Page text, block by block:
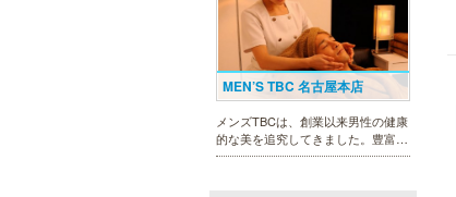
スも多数！
MEN’S TBC 名古屋本店
メンズTBCは、創業以来男性の健康
的な美を追究してきました。豊富な
脱毛メニューを始め、フェイシャル